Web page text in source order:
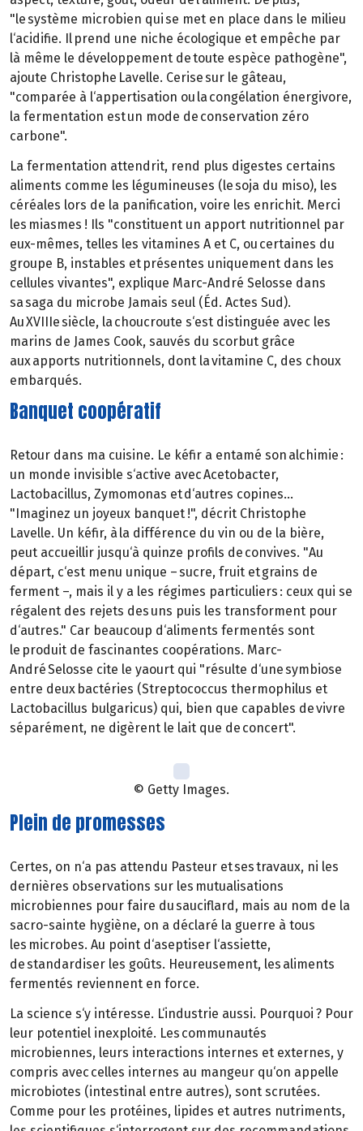
"le système microbien qui se met en place dans le milieu
l‘acidifie. Il prend une niche écologique et empêche par
là même le développement de toute espèce pathogène",
ajoute Christophe Lavelle. Cerise sur le gâteau,
"comparée à l‘appertisation ou la congélation énergivore,
la fermentation est un mode de conservation zéro
carbone".
La fermentation attendrit, rend plus digestes certains
aliments comme les légumineuses (le soja du miso), les
céréales lors de la panification, voire les enrichit. Merci
les miasmes ! Ils "constituent un apport nutritionnel par
eux-mêmes, telles les vitamines A et C, ou certaines du
groupe B, instables et présentes uniquement dans les
cellules vivantes", explique Marc-André Selosse dans
sa saga du microbe Jamais seul (Éd. Actes Sud).
Au XVIIIe siècle, la choucroute s‘est distinguée avec les
marins de James Cook, sauvés du scorbut grâce
aux apports nutritionnels, dont la vitamine C, des choux
embarqués.
Banquet coopératif
Retour dans ma cuisine. Le kéfir a entamé son alchimie :
un monde invisible s‘active avec Acetobacter,
Lactobacillus, Zymomonas et d‘autres copines...
"Imaginez un joyeux banquet !", décrit Christophe
Lavelle. Un kéfir, à la différence du vin ou de la bière,
peut accueillir jusqu‘à quinze profils de convives. "Au
départ, c‘est menu unique – sucre, fruit et grains de
ferment –, mais il y a les régimes particuliers : ceux qui se
régalent des rejets des uns puis les transforment pour
d‘autres." Car beaucoup d‘aliments fermentés sont
le produit de fascinantes coopérations. Marc-
André Selosse cite le yaourt qui "résulte d‘une symbiose
entre deux bactéries (Streptococcus thermophilus et
Lactobacillus bulgaricus) qui, bien que capables de vivre
séparément, ne digèrent le lait que de concert".
© Getty Images.
Plein de promesses
Certes, on n‘a pas attendu Pasteur et ses travaux, ni les
dernières observations sur les mutualisations
microbiennes pour faire du sauciflard, mais au nom de la
sacro-sainte hygiène, on a déclaré la guerre à tous
les microbes. Au point d‘aseptiser l‘assiette,
de standardiser les goûts. Heureusement, les aliments
fermentés reviennent en force.
La science s‘y intéresse. L‘industrie aussi. Pourquoi ? Pour
leur potentiel inexploité. Les communautés
microbiennes, leurs interactions internes et externes, y
compris avec celles internes au mangeur qu‘on appelle
microbiotes (intestinal entre autres), sont scrutées.
Comme pour les protéines, lipides et autres nutriments,